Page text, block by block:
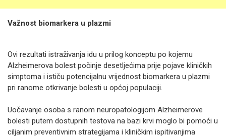
Važnost biomarkera u plazmi
Ovi rezultati istraživanja idu u prilog konceptu po kojemu
Alzheimerova bolest počinje desetljećima prije pojave kliničkih
simptoma i ističu potencijalnu vrijednost biomarkera u plazmi
pri ranome otkrivanje bolesti u općoj populaciji.
Uočavanje osoba s ranom neuropatologijom Alzheimerove
bolesti putem dostupnih testova na bazi krvi moglo bi pomoći u
ciljanim preventivnim strategijama i kliničkim ispitivanjima